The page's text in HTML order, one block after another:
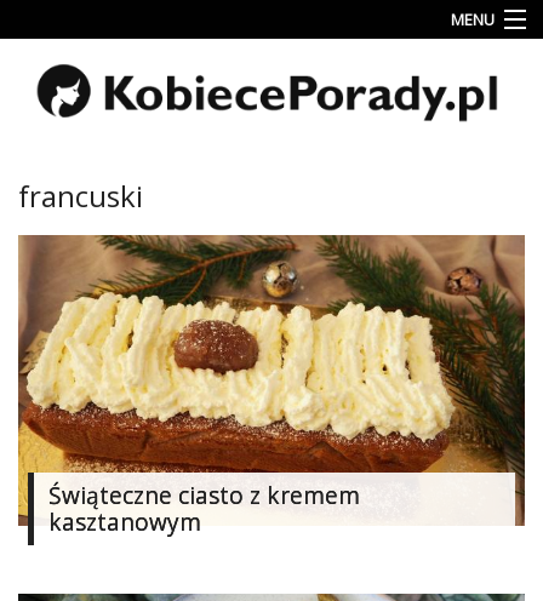
MENU
Uroda
Miłość
Przepisy
kulinarne
Kobiece
Wyznania
Wnętrza
Fitness
Ślub
francuski
Świąteczne ciasto z kremem
kasztanowym